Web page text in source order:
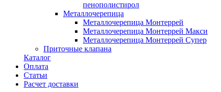
пенополистирол
Металлочерепица
Металлочерепица Монтеррей
Металлочерепица Монтеррей Макси
Металлочерепица Монтеррей Супер
Приточные клапана
Каталог
Оплата
Статьи
Расчет доставки